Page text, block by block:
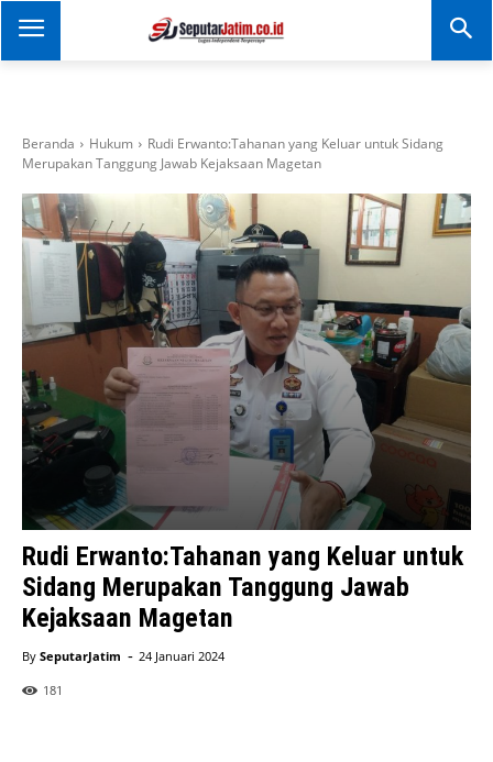
SEPUTAR JATIM
Portal Informasi Dan
Beranda Hukum
Rudi Erwanto:Tahanan yang Keluar untuk Sidang
Merupakan Tanggung Jawab Kejaksaan Magetan
Rudi Erwanto:Tahanan yang Keluar untuk
Sidang Merupakan Tanggung Jawab
Kejaksaan Magetan
By SeputarJatim - 24 Januari 2024
181